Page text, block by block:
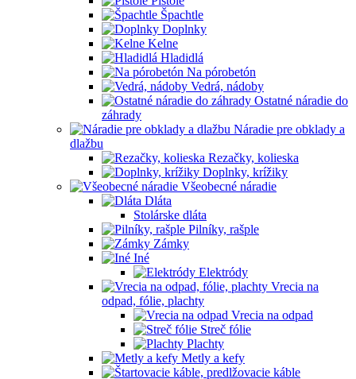
Špachtle
Doplnky
Kelne
Hladidlá
Na pórobetón
Vedrá, nádoby
Ostatné náradie do
záhrady
Náradie pre obklady a
dlažbu
Rezačky, kolieska
Doplnky, krížiky
Všeobecné náradie
Dláta
Stolárske dláta
Pilníky, rašple
Zámky
Iné
Elektródy
Vrecia na
odpad, fólie, plachty
Vrecia na odpad
Streč fólie
Plachty
Metly a kefy